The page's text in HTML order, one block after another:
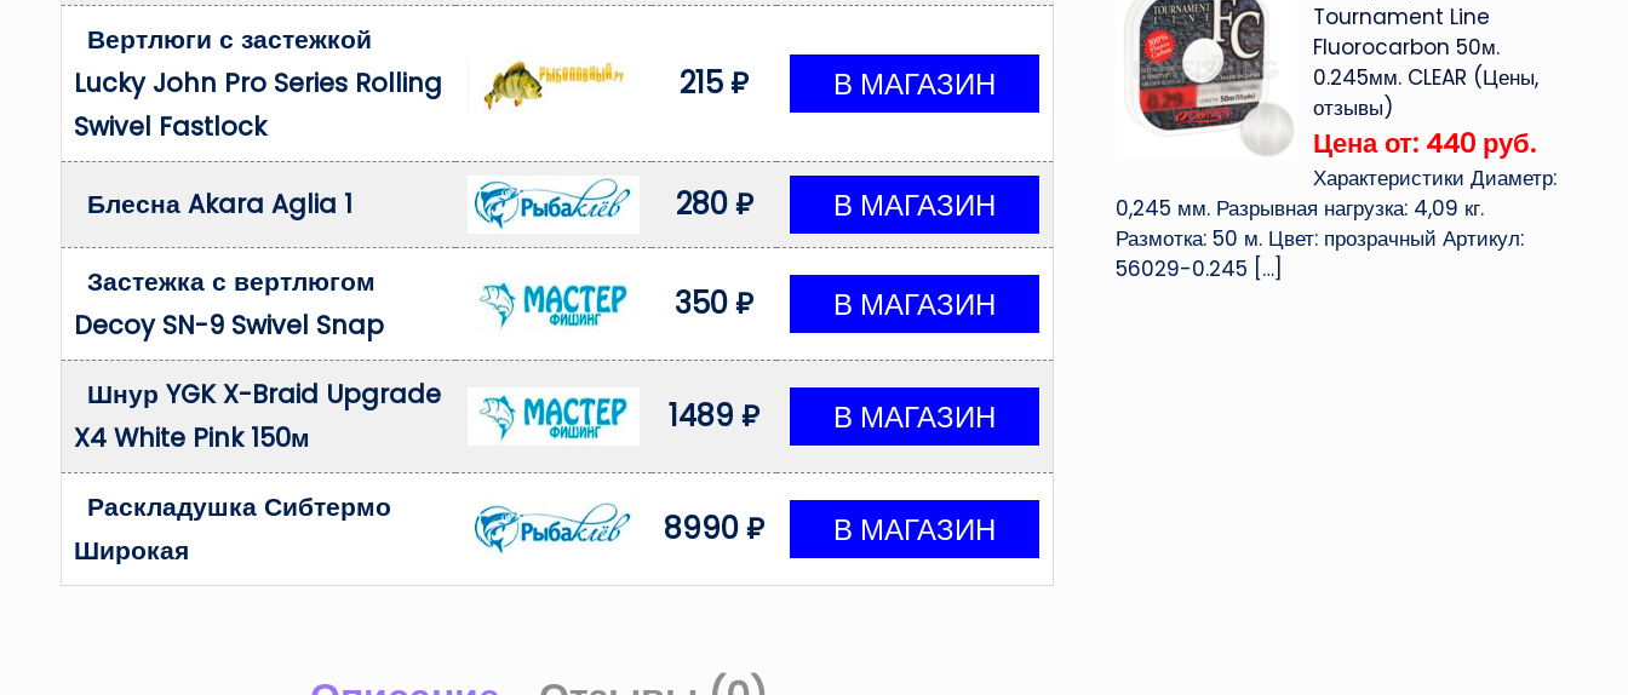
Вертлюги с застежкой
Lucky John Pro Series Rolling
Swivel Fastlock
215 ₽
Блесна Akara Aglia 1 280 ₽
Застежка с вертлюгом
Decoy SN-9 Swivel Snap
350 ₽
Шнур YGK X-Braid Upgrade
X4 White Pink 150м
1489 ₽
Раскладушка Сибтермо
Широкая
8990 ₽
Tournament Line
Fluorocarbon 50м.
0.245мм. CLEAR (Цены,
отзывы)
Цена от: 440 руб.
Характеристики Диаметр:
0,245 мм. Разрывная нагрузка: 4,09 кг.
Размотка: 50 м. Цвет: прозрачный Артикул:
56029-0.245 […]